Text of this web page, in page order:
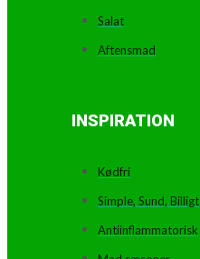
Salat
Aftensmad
INSPIRATION
Kødfri
Simple, Sund, Billigt
Antiinflammatorisk